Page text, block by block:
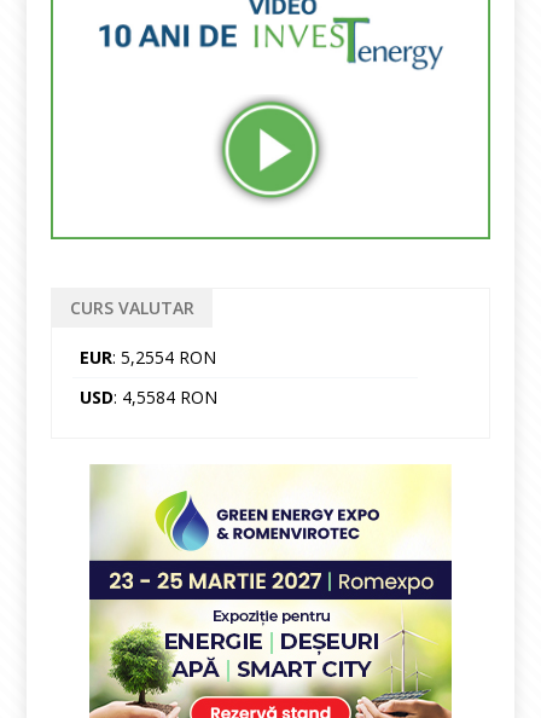
CURS VALUTAR
EUR: 5,2554 RON
USD: 4,5584 RON